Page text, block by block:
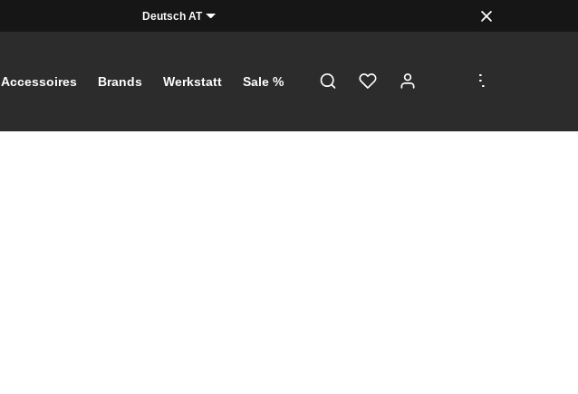
Deutsch AT
Accessoires Brands Werkstatt Sale %
...